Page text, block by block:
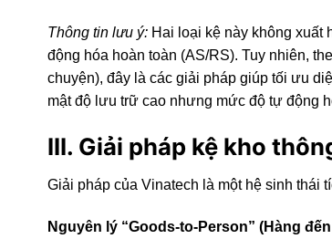
Thông tin lưu ý: Hai loại kệ này không xuất
động hóa hoàn toàn (AS/RS). Tuy nhiên,
chuyện), đây là các giải pháp giúp tối ưu
mật độ lưu trữ cao nhưng mức độ tự động
III. Giải pháp kệ kho
Giải pháp của Vinatech là một hệ sinh thái
Nguyên lý “Goods-to-Person” (Hàng